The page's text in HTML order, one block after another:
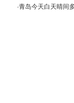
·青岛今天白天晴